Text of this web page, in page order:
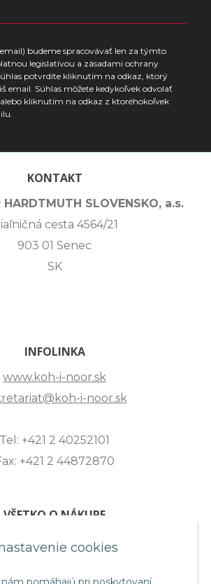
cookies
budeme spracovávať len za týmto
legislatívou a zásadami ochrany
potvrdíte kliknutím na odkaz, ktorý
email. Súhlas môžete kedykoľvek odvolať
kliknutím na odkaz z ktoréhokoľvek
KONTAKT
SLOVENSKO, a.s.
cesta 4564/21
903 01 Senec
SK
INFOLINKA
www.koh-i-noor.sk
i-noor.sk
Tel: +421 2 40252101
+421 2 44872870
VŠETKO O NÁKUPE
ZASLANIE OTÁZKY